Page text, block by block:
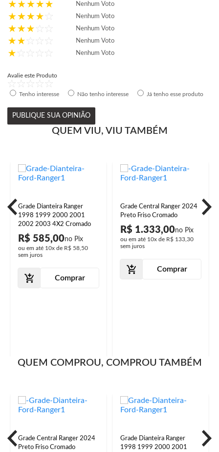
Nenhum Voto
Nenhum Voto
Nenhum Voto
Nenhum Voto
Nenhum Voto
Avalie este Produto
Tenho interesse Não tenho interesse Já tenho esse produto
PUBLIQUE SUA OPINIÃO
QUEM VIU, VIU TAMBÉM
Grade Dianteira Ranger
1998 1999 2000 2001
2002 2003 4X2 Cromado
R$ 585,00
ou em até 10x de R$ 58,50
sem juros
Comprar
Grade Central Ranger 2024
Preto Friso Cromado
R$ 1.333,00
ou em até 10x de R$ 133,30
sem juros
Comprar
QUEM COMPROU, COMPROU TAMBÉM
Grade Central Ranger 2024
Preto Friso Cromado
Grade Dianteira Ranger
1998 1999 2000 2001